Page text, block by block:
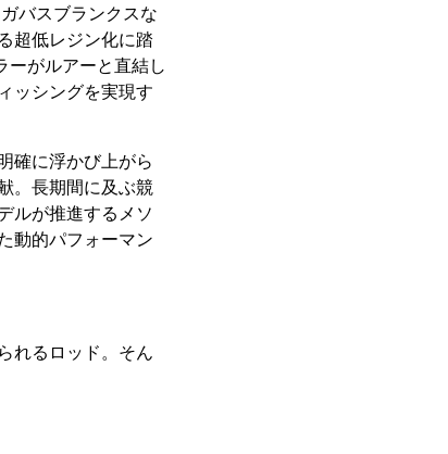
バスブランクスな
超低レジン化に踏
ーがルアーと直結し
ッシングを実現す
確に浮かび上がら
。長期間に及ぶ競
ルが推進するメソ
動的パフォーマン
れるロッド。そん